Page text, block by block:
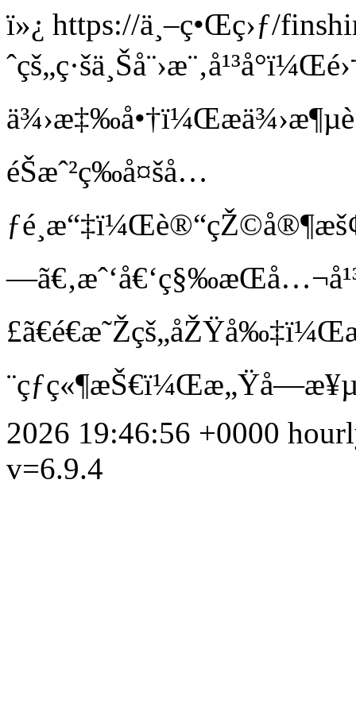
ï»¿ https://ä¸–ç•Œç›ƒ/
éŠæˆ²ç­‰å¤šå…
2026 19:46:56 +0000
v=6.9.4